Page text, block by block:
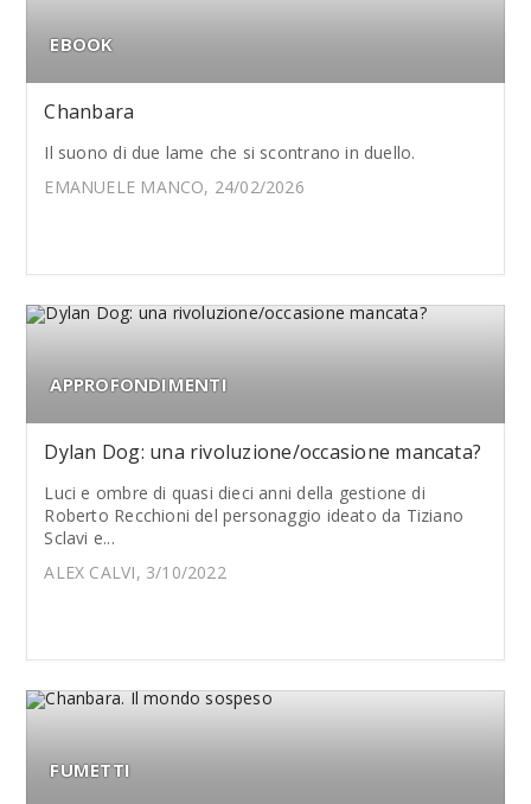
EBOOK
Chanbara
Il suono di due lame che si scontrano in duello.
EMANUELE MANCO, 24/02/2026
APPROFONDIMENTI
Dylan Dog: una rivoluzione/occasione mancata?
Luci e ombre di quasi dieci anni della gestione di
Roberto Recchioni del personaggio ideato da Tiziano
Sclavi e...
ALEX CALVI, 3/10/2022
FUMETTI